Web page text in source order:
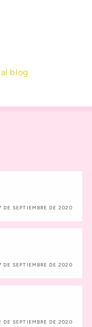
blog
DE SEPTIEMBRE DE 2020
DE SEPTIEMBRE DE 2020
DE SEPTIEMBRE DE 2020